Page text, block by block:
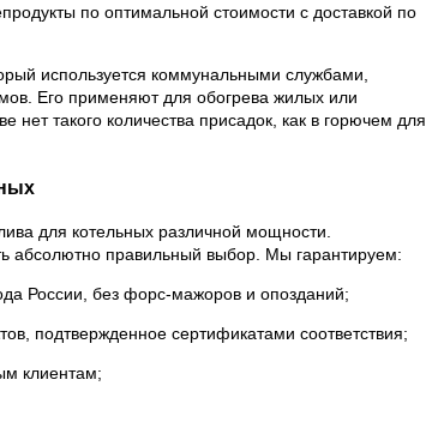
по оптимальной стоимости с доставкой по
используется коммунальными службами,
Его применяют для обогрева жилых или
такого количества присадок, как в горючем для
для котельных различной мощности.
абсолютно правильный выбор. Мы гарантируем:
России, без форс-мажоров и опозданий;
подтвержденное сертификатами соответствия;
клиентам;